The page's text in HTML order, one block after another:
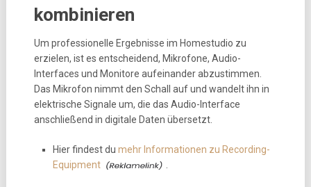
kombinieren
Um professionelle Ergebnisse im Homestudio zu
erzielen, ist es entscheidend, Mikrofone, Audio-
Interfaces und Monitore aufeinander abzustimmen.
Das Mikrofon nimmt den Schall auf und wandelt ihn in
elektrische Signale um, die das Audio-Interface
anschließend in digitale Daten übersetzt.
Hier findest du mehr Informationen zu Recording-
Equipment